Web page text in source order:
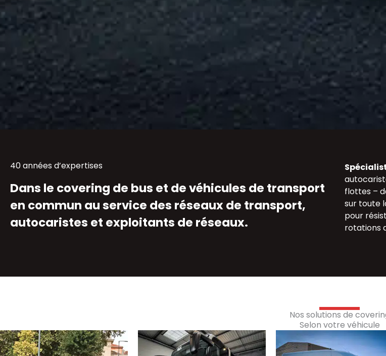
40 années d’expertises
Dans le covering de bus et de véhicules de transport
en commun au service des réseaux de transport,
autocaristes et exploitants de réseaux.
flottes –
sur toute
pour
rotations
Nos solutions de
Selon votre véhicule